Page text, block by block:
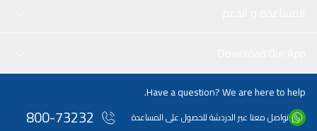
Have a question? We are here to help.
تواصل معنا عبر الدردشة للحصول على المساعدة 800-73232